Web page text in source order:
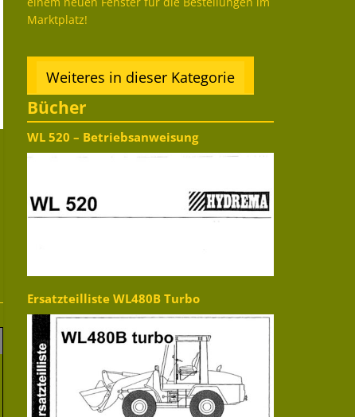
Marktplatz!
Weiteres in dieser Kategorie
Bücher
WL 520 – Betriebsanweisung
Ersatzteilliste WL480B Turbo